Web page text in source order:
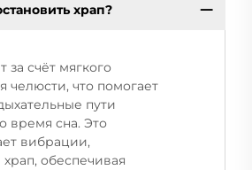
храп?
за счёт мягкого
челюсти, что помогает
пути
время сна. Это
вибрации,
обеспечивая